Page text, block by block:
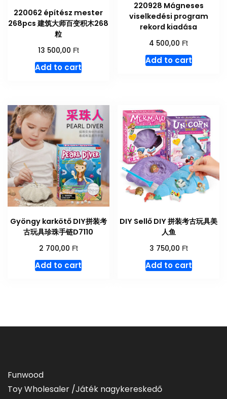
220062 építész mester
268pcs 建筑大师百变积木268
粒
13 500,00 Ft
Add to cart
220928 Mágneses
viselkedési program
rekord kiadása
4 500,00 Ft
Add to cart
Gyöngy karkötő DIY拼装考
古玩具珍珠手链D7110
2 700,00 Ft
Add to cart
DIY Sellő DIY 拼装考古玩具美
人鱼
3 750,00 Ft
Add to cart
Funwood
Toy Wholesaler /Játék nagykereskedő